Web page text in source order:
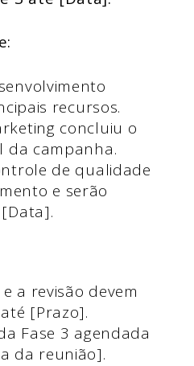
recursos.
concluiu o
da campanha.
de qualidade
e serão
a revisão devem
[Prazo].
Fase 3 agendada
da reunião].